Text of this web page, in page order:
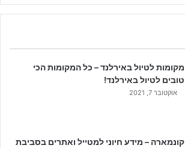
מקומות לטיול באירלנד – כל המקומות הכי
טובים לטיול באירלנד!
אוקטובר 7, 2021
קונמארה – מידע חיוני למטייל ואתרים בסביבת